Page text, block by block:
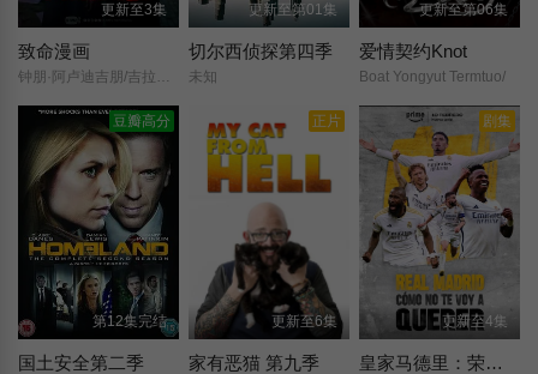
更新至3集
致命漫画
钟朋·阿卢迪吉朋/吉拉瓦·苏提瓦尼沙克/提拉得·威提帕尼/
更新至第01集
切尔西侦探第四季
未知
更新至第06集
爱情契约Knot
Boat Yongyut Termtuo/
豆瓣高分
第12集完结
国土安全第二季
正片
更新至6集
家有恶猫 第九季
剧集
更新至4集
皇家马德里：荣耀所向，心之所往